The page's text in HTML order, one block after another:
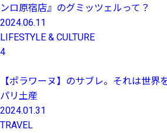
ンロ原宿店』のグミッツェルって？
2024.06.11
LIFESTYLE & CULTURE
4
【ポラワーヌ】のサブレ。それは世界
パリ土産
2024.01.31
TRAVEL